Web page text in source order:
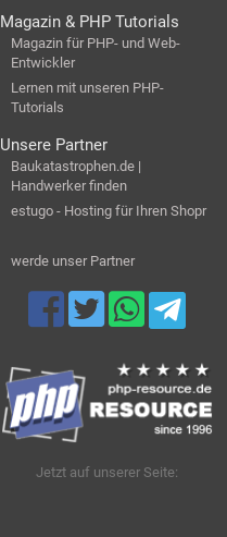
Magazin & PHP Tutorials
Magazin für PHP- und Web-
Entwickler
Lernen mit unseren PHP-
Tutorials
Unsere Partner
Baukatastrophen.de |
Handwerker finden
estugo - Hosting für Ihren Shopr
werde unser Partner
Jetzt auf unserer Seite: